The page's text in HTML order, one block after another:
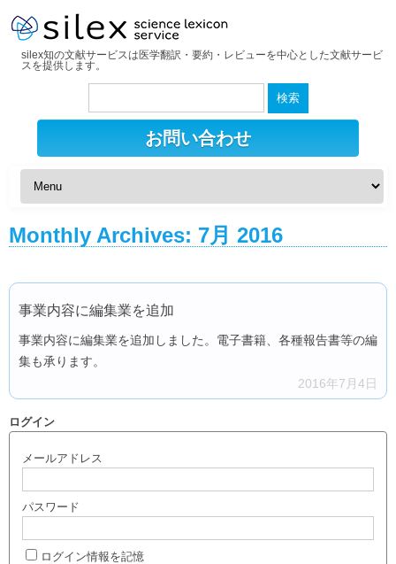
silex知の文献サービスは医学翻訳・要約・レビューを中心とした文献サービ
スを提供します。
検
お問い合わせ
Monthly Archives: 7月 2016
事業内容に編集業を追加
事業内容に編集業を追加しました。電子書籍、各種報告書等の編
集も承ります。
2016年7月4日
ログイン
メールアドレス
パスワード
ログイン情報を記憶